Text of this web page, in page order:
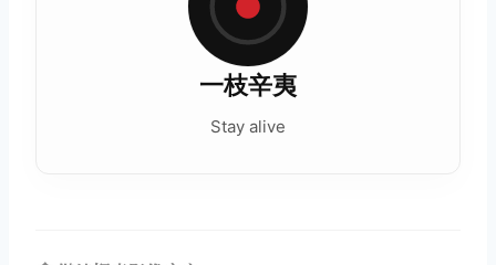
一枝辛夷
Stay alive